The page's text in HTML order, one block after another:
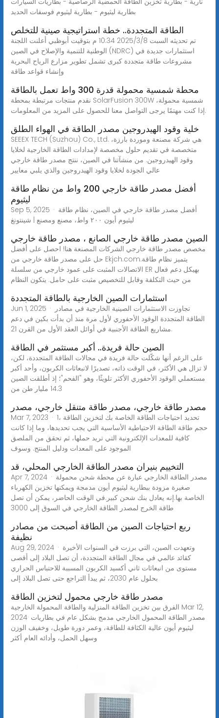
بطارية ليثيوم - بطارية ليثيوم فوسفات الحديد
الطاقة المتجددة.. خطة استراتيجية صينية للتخلص
تم تحديثه السبت 2025/3/8 10:34 م بتوقيت أبوظبي أعلنت اللجنة
الوطنية للتنمية والإصلاح في الصين (NDRC) استثمارات جديدة في
مشروعات طاقة متجددة كبرى تشمل تطوير مزارع الرياح البحرية
وإنشاء قواعد طاقة
محطة شمسية محمولة قدرة 300 واط تعمل بالطاقة
نقدم منتجات مرتبطة بمحطة SolarFusion 300W شمسية محمولة،
إذا كنت مهتمًا يرجى التواصل معنا للحصول على المزيد من المعلومات.
خلية وقود الهيدروجين مصدر الطاقة في الهواء الطلق
SEEEX TECH (Suzhou) Co., Ltd. هي شركة مصنعة وموردة بارزة،
متخصصة في تقديم حلول مخصصة لإمدادات الطاقة الخارجية لخلايا
وقود الهيدروجين. من منشآتنا في الصين، ننتج مصدر طاقة خارجي
عالي الجودة لخلايا وقود الهيدروجين والذي يلبي معايير
أفضل مصدر طاقة خارجي 200 واط من نظام طاقة
ليثيوم
Sep 5, 2025 · أفضل مصدر طاقة خارجي في الصين، نظام طاقة
ليثيوم أيون ٢٠٠ واط، مصنع ومصنع | شينتونغ
الصين مصدر طاقة خارجي الصانع ، مصدر طاقة خارجي
مخصص مصدر طاقة خارجي الشركات المصنعة هنا! احصل على أفضل
حل على مصدر طاقة خارجي من Ekjch.com.يتميز نظام طاقة
الاتصالات المثبت على عمود خارجي من سلسلة ER بهيكل دعم فعال
من حيث التكلفة وقابل للتخصيص مثبت على حامل. يتكون النظام
استثمارات الصين الخارجية بالطاقة المتجددة
Jun 1, 2025 · تجاوزت الاستثمارات الصينية الخارجية في مصادر
الطاقة المتجددة الوقود الأحفوري لأول مرة منذ أن بدأت بكين في دعم
مشاريع الطاقة الأجنبية في أوائل العقد الأول من القرن 21.
الصين حالة فريدة.. أكبر مستثمر في الطاقة
على الرغم أنها شكّلت حالة فريدة في مجالات الطاقة المتجددة، لكن،
لا تزال هي الأكثر، في الوقت ذاته، تصديرًا لانبعاثات الكربون، وأحد أكبر
مستعملي الوقود الأحفوري الأكثر تلويثًا، وهو "الفحم"؛ إذ أطلقت الصين
14.3 مليار طن من
مصدر طاقة خارجي، مصدر طاقة متنقل خارجي، مصدر
Mar 7, 2023 · 1، تحديد احتياجات الطاقة الخاصة بك لتخزين الطاقة
حجم طاقة الطاقة الاحتياطية الأساسية التي يجب تحديدها، وما إذا كانت
كافية للمعدات الإلكترونية التي تريد حملها، ثم تحقق من الملصق
الموجود على المعدات ودليل المنتج. وسوف
التخييم بنيران مصدر الطاقة الخارجي المحلي، قد
Apr 7, 2024 · مصدر الطاقة الخارجي عبارة عن محطة شحن محمولة
صغيرة مزودة ببطارية ليثيوم أيون مدمجة ويمكنها تخزين الكهرباء
الخاصة بها.إنه يعادل بنك شحن كبير.في الوقت الحاضر، يمكن أن تصل
طاقة الخرج لمصدر الطاقة الخارجي في السوق إلى 3000
ربع احتياجات الصين من الطاقة أصبحت من مصادر
نظيفة
Aug 29, 2024 · وتعهدت الصين، التي برزت في السنوات الأخيرة
كقائد عالمي في مجال الطاقة المتجددة، أن تصل البلاد إلى أقصى
مستوى من انبعاثات ثاني أكسيد الكربون المسببة للاحتباس الحراري
بحلول عام 2030، ثم يبدأ التراجع حتى تصل البلاد إلى
مصدر طاقة خارجي محمول لتخزين الطاقة
الفرق بين تخزين الطاقة المنزلية والطاقة المحمولة الخارجية Mar 12,
2024· مصدر الطاقة المحمول الخارجي مدمج بشكل عام في بطاريات
ليثيوم أيون عالية الكثافة للطاقة، وعمر دورة طويل، وخفيف الوزن
وسهل الحمل، وأدائه العام أكثر